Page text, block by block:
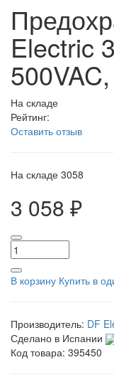
Electric
На складе
Рейтинг:
Оставить отзыв
На складе 3058
3 058 ₽
В корзину Купить в
Производитель: DF
Сделано в Испании
Код товара: 395450